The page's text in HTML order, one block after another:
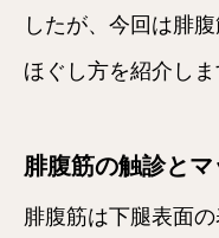
したが、今回は腓
ほぐし方を紹介しま
腓腹筋の触診と
腓腹筋は下腿表面